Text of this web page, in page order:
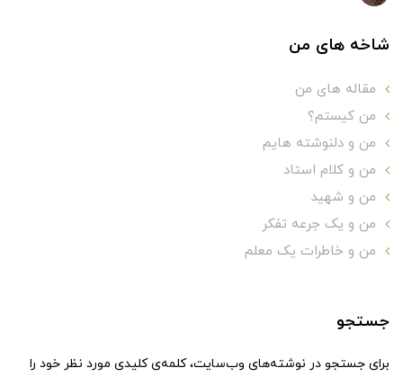
شاخه های من
مقاله های من
من کیستم؟
من و دلنوشته هایم
من و کلام استاد
من و شهید
من و یک جرعه تفکر
من و خاطرات یک معلم
جستجو
برای جستجو در نوشته‌های وب‌سایت، کلمه‌ی کلیدی مورد نظر خود را